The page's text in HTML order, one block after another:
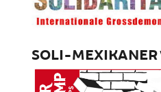
SOLI-MEXIKANER